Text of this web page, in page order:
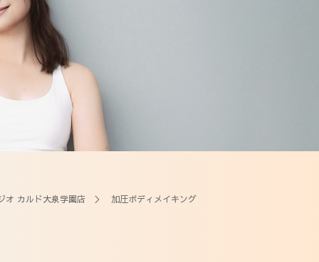
オ カルド大泉学園店 ＞ 加圧ボディメイキング